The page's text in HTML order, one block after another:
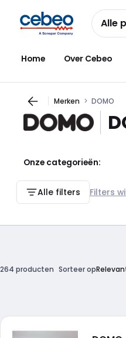
naar
navigatie
naar
inhoud
Alle
Home Over Cebeo
Merken DOMO
Onze categorieën:
Alle filters Filters
264 producten Sorteer op